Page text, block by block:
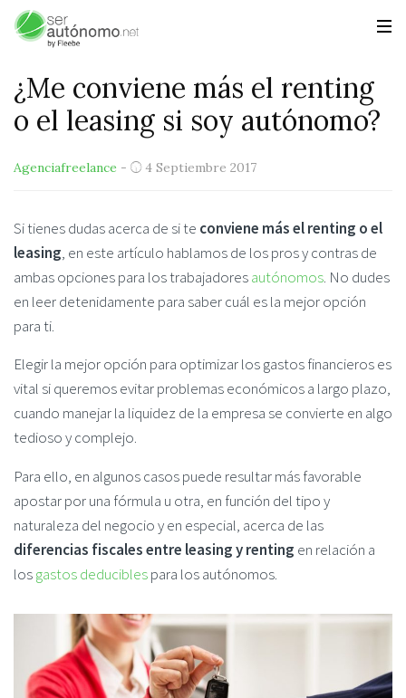
¿Me conviene más el renting
o el leasing si soy autónomo?
Agenciafreelance - 4 Septiembre 2017
Si tienes dudas acerca de si te conviene más el renting o el
leasing, en este artículo hablamos de los pros y contras de
ambas opciones para los trabajadoresautónomos. No dudes
en leer detenidamente para saber cuál es la mejor opción
para ti.
Elegir la mejor opción para optimizar los gastos financieros es
vital si queremos evitar problemas económicos a largo plazo,
cuando manejar la liquidez de la empresa se convierte en algo
tedioso y complejo.
Para ello, en algunos casos puede resultar más favorable
apostar por una fórmula u otra, en función del tipo y
naturaleza del negocio y en especial, acerca de las
diferencias fiscales entre leasing y renting en relación a
losgastos deduciblespara los autónomos.